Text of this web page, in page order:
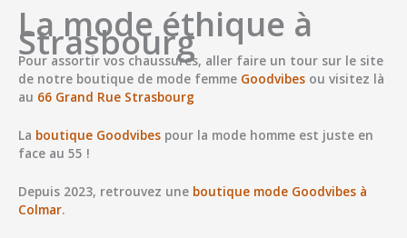
La mode éthique à
Strasbourg
Pour assortir vos chaussures, aller faire un tour sur le site
de notre boutique de mode femme Goodvibes ou visitez là
au 66 Grand Rue Strasbourg
La boutique Goodvibes pour la mode homme est juste en
face au 55 !
Depuis 2023, retrouvez une boutique mode Goodvibes à
Colmar.